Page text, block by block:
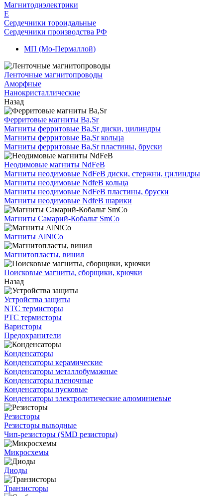
Магнитодиэлектрики
E
Сердечники тороидальные
Сердечники производства РФ
МП (Мо-Пермаллой)
Ленточные магнитопроводы
Аморфные
Нанокристаллические
Назад
Ферритовые магниты Ba,Sr
Магниты ферритовые Ba,Sr диски, цилиндры
Магниты ферритовые Ba,Sr кольца
Магниты ферритовые Ba,Sr пластины, бруски
Неодимовые магниты NdFeB
Магниты неодимовые NdFeB диски, стержни, цилиндры
Магниты неодимовые NdfeB кольца
Магниты неодимовые NdFeB пластины, бруски
Магниты неодимовые NdfeB шарики
Магниты Самарий-Кобальт SmCo
Магниты AlNiCo
Магнитопласты, винил
Поисковые магниты, сборщики, крючки
Назад
Устройства защиты
NTC термисторы
PTC термисторы
Варисторы
Предохранители
Конденсаторы
Конденсаторы керамические
Конденсаторы металлобумажные
Конденсаторы пленочные
Конденсаторы пусковые
Конденсаторы электролитические алюминиевые
Резисторы
Резисторы выводные
Чип-резисторы (SMD резисторы)
Микросхемы
Диоды
Транзисторы